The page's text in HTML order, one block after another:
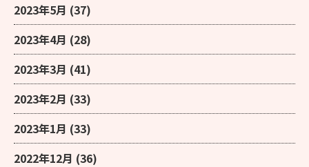
2023年5月 (37)
2023年4月 (28)
2023年3月 (41)
2023年2月 (33)
2023年1月 (33)
2022年12月 (36)